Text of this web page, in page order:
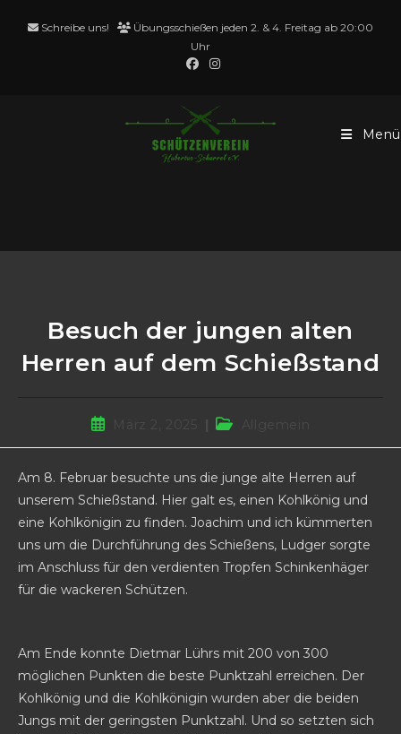
Inhalt Schreibe uns!
Übungsschießen jeden 2. & 4. Freitag ab 20:00
Uhr
Menü
Besuch der jungen alten
Herren auf dem Schießstand
Beitrag
Beitrags-Allgemein
Am 8. Februar besuchte uns die junge alte Herren auf
unserem Schießstand. Hier galt es, einen Kohlkönig und
eine Kohlkönigin zu finden. Joachim und ich kümmerten
uns um die Durchführung des Schießens, Ludger sorgte
im Anschluss für den verdienten Tropfen Schinkenhäger
für die wackeren Schützen.
Am Ende konnte Dietmar Lührs mit 200 von 300
möglichen Punkten die beste Punktzahl erreichen. Der
Kohlkönig und die Kohlkönigin wurden aber die beiden
Jungs mit der geringsten Punktzahl. Und so setzten sich